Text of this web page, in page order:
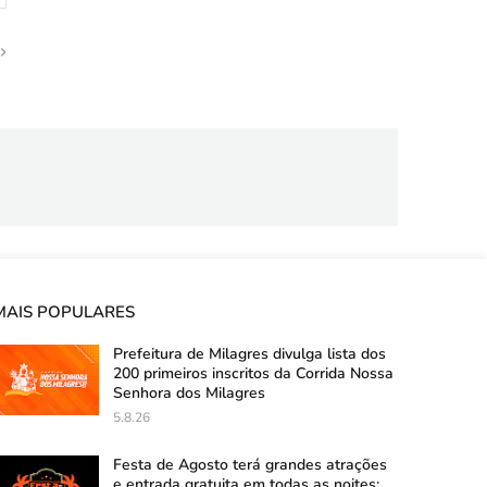
POPULARES
Prefeitura de Milagres divulga lista dos
200 primeiros inscritos da Corrida Nossa
Senhora dos Milagres
5.8.26
Festa de Agosto terá grandes atrações